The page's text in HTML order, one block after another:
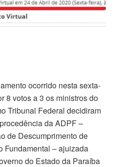
ocorrido nesta sexta-
8 votos a 3 os ministros do
Tribunal Federal decidiram
da ADPF –
de Descumprimento de
Fundamental – ajuizada
do Estado da Paraíba